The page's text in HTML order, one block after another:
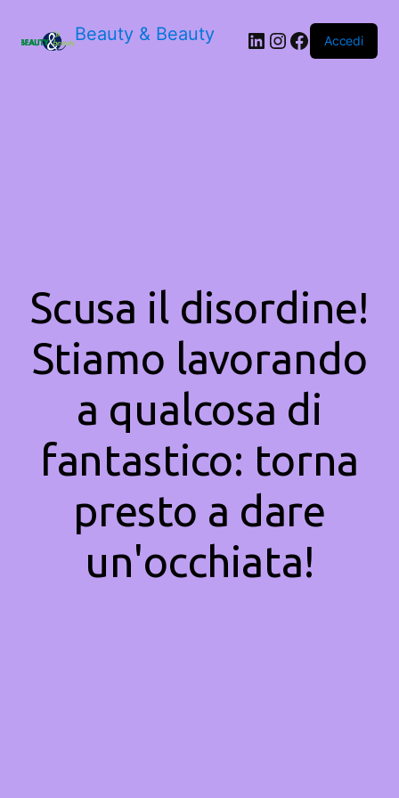
Beauty & Beauty LinkedIn
Instagram
Facebook
Accedi
Scusa il disordine!
Stiamo lavorando
a qualcosa di
fantastico: torna
presto a dare
un'occhiata!